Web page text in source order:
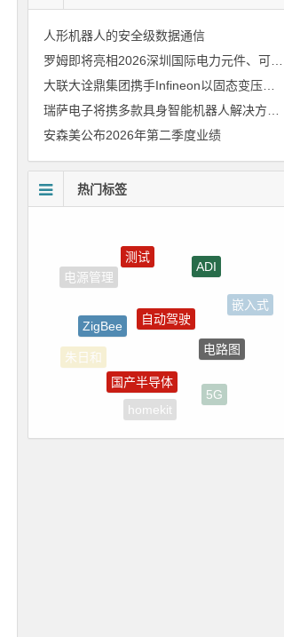
人形机器人的安全级数据通信
罗姆即将亮相2026深圳国际电力元件、可再生能源管理展览会暨研讨会
大联大诠鼎集团携手Infineon以固态变压器重构配电效率新标杆
安森美公布2026年第二季度业绩
热门标签
嵌入式
朱日和
ZigBee
电路图
homekit
国产半导体